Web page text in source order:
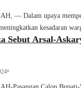
— Dalam upaya
kesadaran
Sebut Arsal-
•